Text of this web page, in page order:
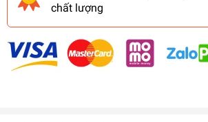
chất lượng